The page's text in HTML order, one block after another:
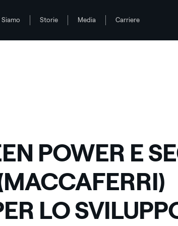
Siamo Storie Media Carriere
DI IMPIANTI A BIOMASSE DA RICONVERSIONE DI
POWER E
LO